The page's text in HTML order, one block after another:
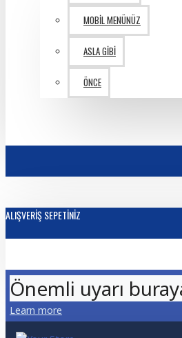
MOBIL MENÜNÜZ
ASLA GIBI
ÖNCE
ALIŞVERIŞ SEPETINIZ
Önemli uyarı
Learn more